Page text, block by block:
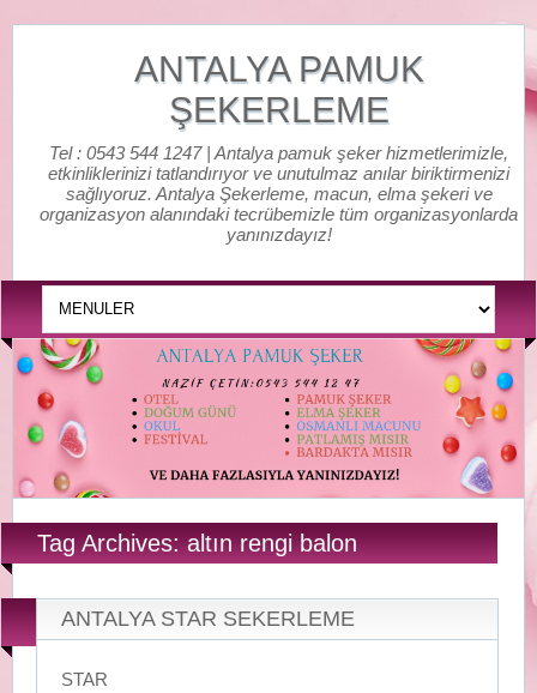
ANTALYA PAMUK
ŞEKERLEME
Tel : 0543 544 1247 | Antalya pamuk şeker hizmetlerimizle,
etkinliklerinizi tatlandırıyor ve unutulmaz anılar biriktirmenizi
sağlıyoruz. Antalya Şekerleme, macun, elma şekeri ve
organizasyon alanındaki tecrübemizle tüm organizasyonlarda
yanınızdayız!
Tag Archives: altın rengi balon
ANTALYA STAR SEKERLEME
STAR